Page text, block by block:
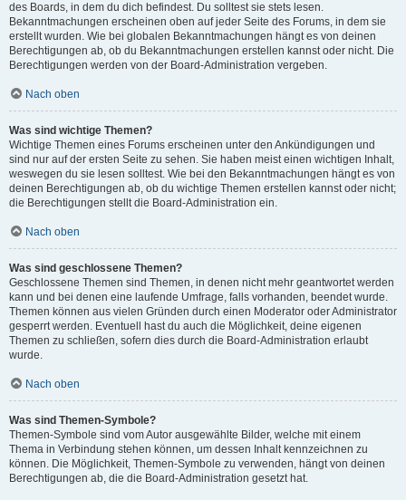
des Boards, in dem du dich befindest. Du solltest sie stets lesen.
Bekanntmachungen erscheinen oben auf jeder Seite des Forums, in dem sie
erstellt wurden. Wie bei globalen Bekanntmachungen hängt es von deinen
Berechtigungen ab, ob du Bekanntmachungen erstellen kannst oder nicht. Die
Berechtigungen werden von der Board-Administration vergeben.
Nach oben
Was sind wichtige Themen?
Wichtige Themen eines Forums erscheinen unter den Ankündigungen und
sind nur auf der ersten Seite zu sehen. Sie haben meist einen wichtigen Inhalt,
weswegen du sie lesen solltest. Wie bei den Bekanntmachungen hängt es von
deinen Berechtigungen ab, ob du wichtige Themen erstellen kannst oder nicht;
die Berechtigungen stellt die Board-Administration ein.
Nach oben
Was sind geschlossene Themen?
Geschlossene Themen sind Themen, in denen nicht mehr geantwortet werden
kann und bei denen eine laufende Umfrage, falls vorhanden, beendet wurde.
Themen können aus vielen Gründen durch einen Moderator oder Administrator
gesperrt werden. Eventuell hast du auch die Möglichkeit, deine eigenen
Themen zu schließen, sofern dies durch die Board-Administration erlaubt
wurde.
Nach oben
Was sind Themen-Symbole?
Themen-Symbole sind vom Autor ausgewählte Bilder, welche mit einem
Thema in Verbindung stehen können, um dessen Inhalt kennzeichnen zu
können. Die Möglichkeit, Themen-Symbole zu verwenden, hängt von deinen
Berechtigungen ab, die die Board-Administration gesetzt hat.